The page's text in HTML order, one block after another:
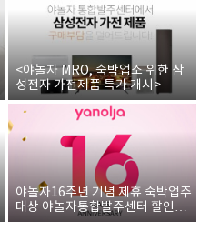
<야놀자 MRO, 숙박업소 위한 삼
성전자 가전제품 특가 개시>
야놀자16주년 기념 제휴 숙박업주
대상 야놀자통합발주센터 할인쿠
폰 증정